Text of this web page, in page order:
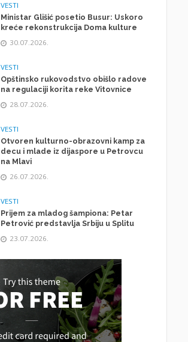
VESTI
Ministar Glišić posetio Busur: Uskoro
kreće rekonstrukcija Doma kulture
30.07.2026.
VESTI
Opštinsko rukovodstvo obišlo radove
na regulaciji korita reke Vitovnice
28.07.2026.
VESTI
Otvoren kulturno-obrazovni kamp za
decu i mlade iz dijaspore u Petrovcu
na Mlavi
26.07.2026.
VESTI
Prijem za mladog šampiona: Petar
Petrović predstavlja Srbiju u Splitu
23.07.2026.